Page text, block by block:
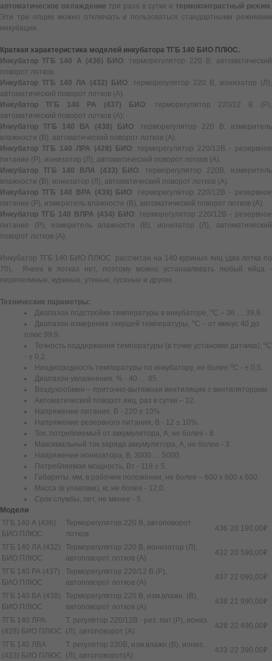
автоматическое охлаждение три раза в сутки и термоконтрастный режим.
Эти три опции можно отключать и пользоваться стандартными режимами
инкубации.
Краткая характеристика моделей инкубатора ТГБ 140 БИО ПЛЮС.
Инкубатор ТГБ 140 А (436) БИО: терморегулятор 220 В, автоматический
поворот лотков.
Инкубатор ТГБ 140 ЛА (432) БИО: терморегулятор 220 В, ионизатор (Л),
автоматический поворот лотков (А).
Инкубатор ТГБ 140 РА (437) БИО: терморегулятор 220/12 В (Р),
автоматический поворот лотков (А);
Инкубатор ТГБ 140 ВА (438) БИО: терморегулятор 220 В, измеритель
влажности (В), автоматический поворот лотков (А).
Инкубатор ТГБ 140 ЛРА (428) БИО: терморегулятор 220/12В - резервное
питание (Р), ионизатор (Л), автоматический поворот лотков (А).
Инкубатор ТГБ 140 ВЛА (433) БИО: терморегулятор 220В, измеритель
влажности (В), ионизатор (Л), автоматический поворот лотков (А).
Инкубатор ТГБ 140 ВРА (439) БИО: терморегулятор 220/12В - резервное
питание (Р), измеритель влажности (В), автоматический поворот лотков (А).
Инкубатор ТГБ 140 ВЛРА (434) БИО: терморегулятор 220/12В - резервное
питание (Р), измеритель влажности (В), ионизатор (Л), автоматический
поворот лотков (А).
Инкубатор ТГБ 140 БИО ПЛЮС рассчитан на 140 куриных яиц (два лотка по
70). Ячеек в лотках нет, поэтому можно устанавливать любый яйца -
перепелиные, куриные, утиные, гусиные и другие.
Технические параметры:
Диапазон подстройки температуры в инкубаторе,
о С – 36 … 39,9.
Диапазон измерения текущей температуры,
о С – от минус 40 до
плюс 99,9.
Точность поддержания температуры (в точке установки датчика),
о С
- ± 0,2.
Неоднородность температуры по инкубатору, не более
о С - ± 0,5.
Диапазон увлажнения, % - 40 … 85.
Воздухообмен – приточно-вытяжная вентиляция с вентиляторами.
Автоматический поворот яиц, раз в сутки – 12.
Напряжение питания, В - 220 ± 10%.
Напряжение резервного питания, В - 12 ± 10%.
Ток, потребляемый от аккумулятора, А, не более - 8.
Максимальный ток заряда аккумулятора, А, не более - 3.
Напряжение ионизатора, В, 3000 … 5000.
Потребляемая мощность, Вт - 118 ± 5.
Габариты, мм, в рабочем положении, не более – 600 х 600 х 600.
Масса (в упаковке), кг, не более - 12,0.
Срок службы, лет, не менее - 5.
Модели
ТГБ 140 А (436)
БИО ПЛЮС
Терморегулятор 220 В, автоповорот
лотков
436 20 190,00₽
ТГБ 140 ЛА (432)
БИО ПЛЮС
Терморегулятор 220 В, ионизатор (Л),
автоповорот лотков (А)
432 20 590,00₽
ТГБ 140 РА (437)
БИО ПЛЮС
Терморегулятор 220/12 В (Р),
автоповорот лотков (А)
437 22 090,00₽
ТГБ 140 ВА (438)
БИО ПЛЮС
Терморегулятор 220 В, изм.влажн. (В),
автоповорот лотков (А)
438 21 990,00₽
ТГБ 140 ЛРА
(428) БИО ПЛЮС
Т. регулятор 220/12В - рез. пит.(Р), иониз.
(Л), автоповорот (А)
428 22 490,00₽
ТГБ 140 ЛВА
(433) БИО ПЛЮС
Т. регулятор 220В, изм.влажн.(В), иониз.
(Л), автоповорот(А)
433 22 390,00₽